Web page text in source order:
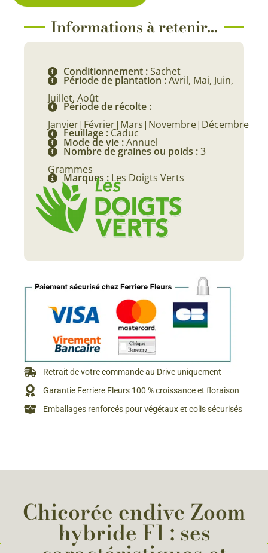
Informations à retenir...
Conditionnement :Sachet
Période de plantation :Avril, Mai, Juin,
Juillet, Août
Période de récolte :
Janvier|Février|Mars|Novembre|Décembre
Feuillage : Caduc
Mode de vie :Annuel
Nombre de graines ou poids :3
Grammes
Marques : Les Doigts Verts
Retrait de votre commande au Drive uniquement
Garantie Ferriere Fleurs 100 % croissance et floraison
Emballages renforcés pour végétaux et colis sécurisés
Chicorée endive Zoom
hybride F1 : ses